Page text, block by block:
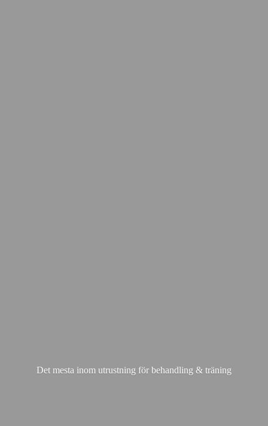
Det mesta inom utrustning för behandling & träning